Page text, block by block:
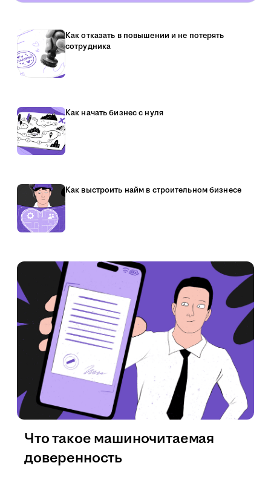
Как отказать в повышении и не потерять
сотрудника
Как начать бизнес с нуля
Как выстроить найм в строительном бизнесе
Что такое машиночитаемая
доверенность